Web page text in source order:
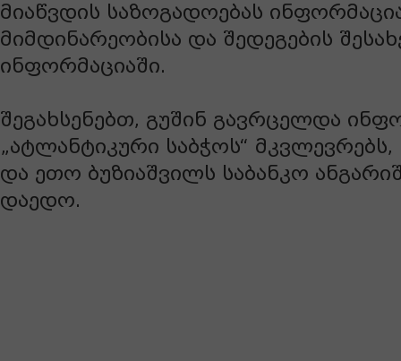
მიაწვდის საზოგადოებას
მიმდინარეობისა და შედეგების
ინფორმაციაში.
შეგახსენებთ, გუშინ გავრცელდა
„ატლანტიკური საბჭოს“
და ეთო ბუზიაშვილს საბანკო
დაედო.